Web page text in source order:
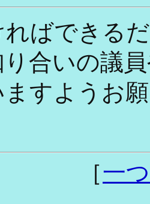
ればできる
合いの議
すようお
［一